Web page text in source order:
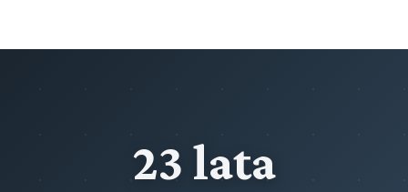
23 lata